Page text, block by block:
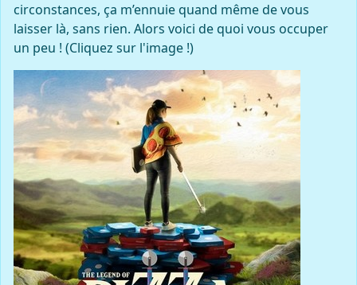
circonstances, ça m’ennuie quand même de vous
laisser là, sans rien. Alors voici de quoi vous occuper
un peu ! (Cliquez sur l'image !)